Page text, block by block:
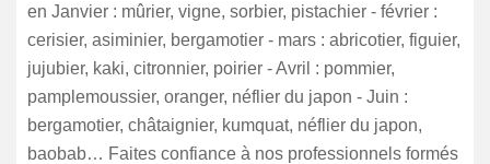
en Janvier : mûrier, vigne, sorbier, pistachier - février :
cerisier, asiminier, bergamotier - mars : abricotier, figuier,
jujubier, kaki, citronnier, poirier - Avril : pommier,
pamplemoussier, oranger, néflier du japon - Juin :
bergamotier, châtaignier, kumquat, néflier du japon,
baobab… Faites confiance à nos professionnels formés